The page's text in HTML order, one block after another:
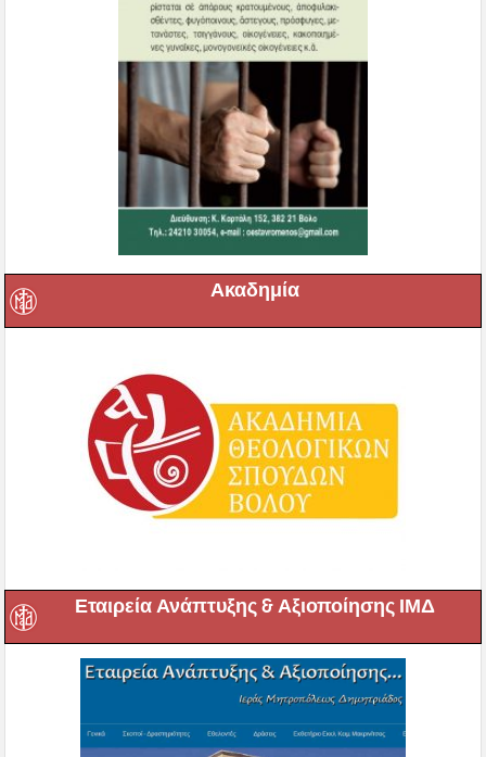
Ακαδημία
Εταιρεία Ανάπτυξης & Αξιοποίησης ΙΜΔ